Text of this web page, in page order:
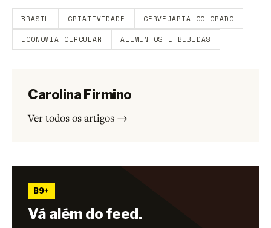
BRASIL CRIATIVIDADE CERVEJARIA COLORADO
ECONOMIA CIRCULAR ALIMENTOS E BEBIDAS
Carolina Firmino
Ver todos os artigos →
B9+
Vá além do feed.